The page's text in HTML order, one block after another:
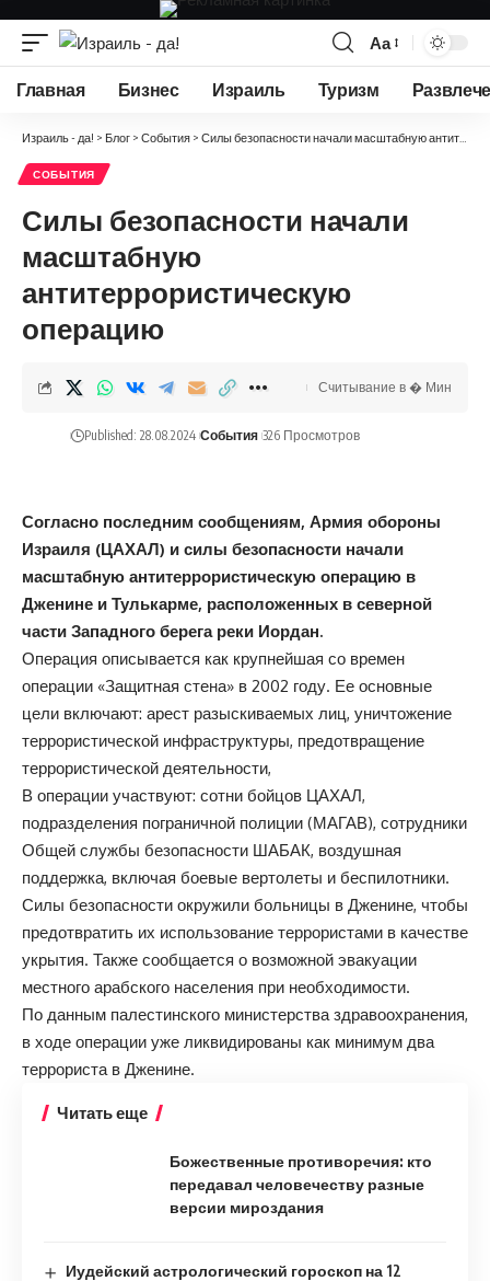
Изменение
размера
Аа
Главная Бизнес Израиль Туризм
Израиль - да! > Блог > События > Силы безопасности начали масштабную антитеррористическую операцию
СОБЫТИЯ
Силы безопасности начали
масштабную
антитеррористическую
операцию
Published: 28.08.2024 События 326 Просмотров
Считывание в � Мин
Согласно последним сообщениям, Армия обороны
Израиля (ЦАХАЛ) и силы безопасности начали
масштабную антитеррористическую операцию в
Дженине и Тулькарме, расположенных в северной
части Западного берега реки Иордан.
Операция описывается как крупнейшая со времен
операции «Защитная стена» в 2002 году. Ее основные
цели включают: арест разыскиваемых лиц, уничтожение
террористической инфраструктуры, предотвращение
террористической деятельности,
В операции участвуют: сотни бойцов ЦАХАЛ,
подразделения пограничной полиции (МАГАВ), сотрудники
Общей службы безопасности ШАБАК, воздушная
поддержка, включая боевые вертолеты и беспилотники.
Силы безопасности окружили больницы в Дженине, чтобы
предотвратить их использование террористами в качестве
укрытия. Также сообщается о возможной эвакуации
местного арабского населения при необходимости.
По данным палестинского министерства здравоохранения,
в ходе операции уже ликвидированы как минимум два
террориста в Дженине.
Читать еще
Божественные противоречия: кто
передавал человечеству разные
версии мироздания
Иудейский астрологический гороскоп на 12